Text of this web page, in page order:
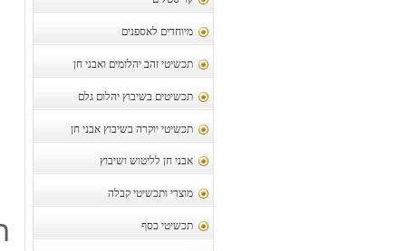
מיוחדים לאספנים
תכשיטי זהב יהלומים ואבני חן
תכשיטים בשיבוץ יהלום גלם
תכשיטי יוקרה בשיבוץ אבני חן
אבני חן לליטוש ושיבוץ
מוצרי ותכשיטי קבלה
תכשיטי כסף